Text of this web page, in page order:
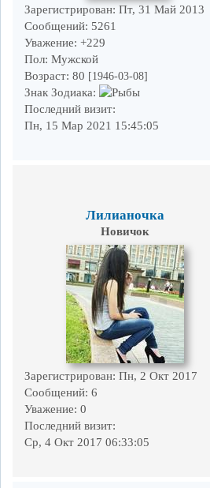
Зарегистрирован: Пт, 31 Май 2013
Сообщений: 5261
Уважение: +229
Пол: Мужской
Возраст: 80 [1946-03-08]
Знак Зодиака:
Последний визит:
Пн, 15 Мар 2021 15:45:05
Лилианочка
Новичок
Зарегистрирован: Пн, 2 Окт 2017
Сообщений: 6
Уважение: 0
Последний визит:
Ср, 4 Окт 2017 06:33:05